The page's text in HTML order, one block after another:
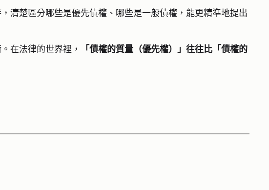
清楚區分哪些是優先債權、哪些是一般債權，能更精準地提出
在法律的世界裡，
「債權的質量（優先權）」往往比「債權的